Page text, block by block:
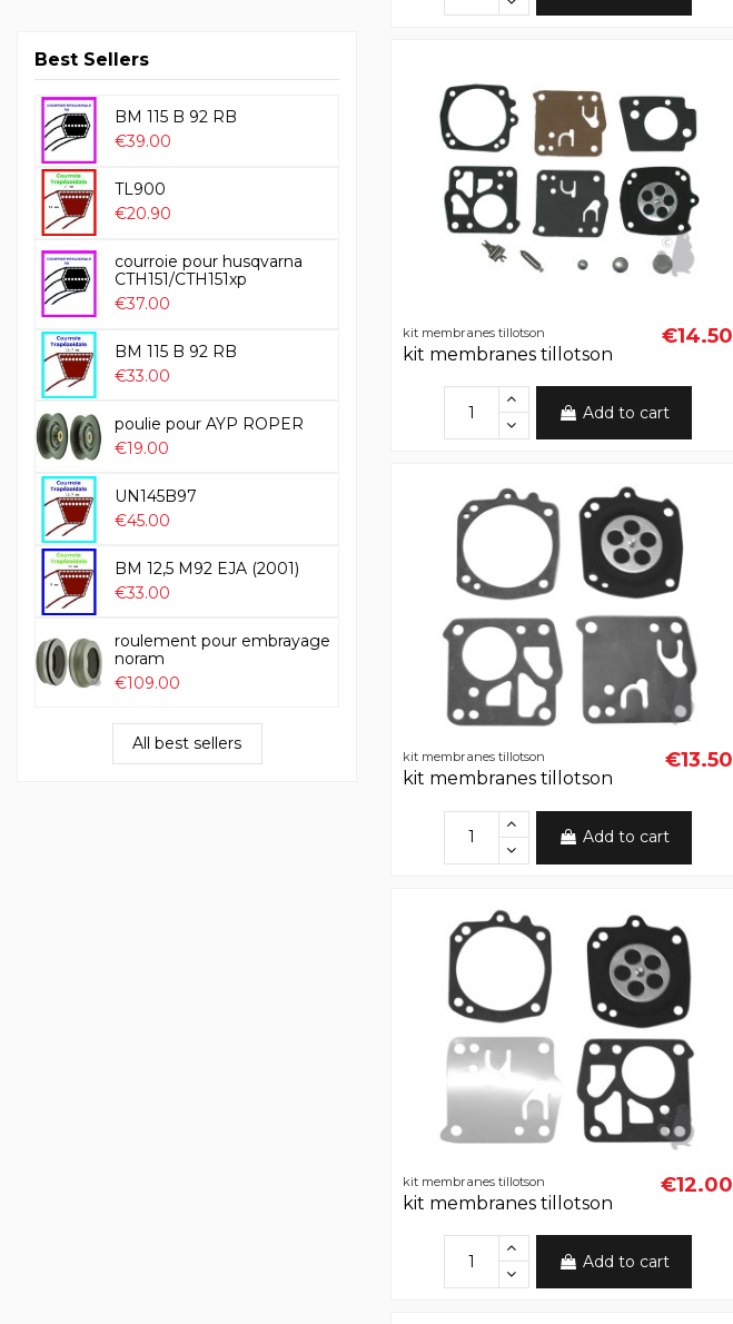
kit membranes tillotson
kit membranes tillotson
€14.50
Add to cart
kit membranes tillotson
kit membranes tillotson
€13.50
Add to cart
kit membranes tillotson
kit membranes tillotson
€12.00
Add to cart
Best Sellers
BM 115 B 92 RB
€39.00
TL900
€20.90
courroie pour husqvarna
CTH151/CTH151xp
€37.00
BM 115 B 92 RB
€33.00
poulie pour AYP ROPER
€19.00
UN145B97
€45.00
BM 12,5 M92 EJA (2001)
€33.00
roulement pour embrayage
noram
€109.00
All best sellers